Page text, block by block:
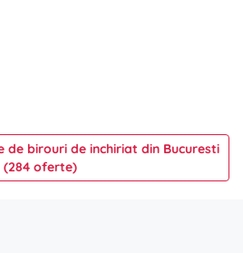
de birouri de inchiriat din Bucuresti
(284 oferte)